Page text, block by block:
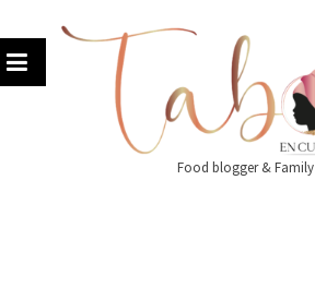
to
content
Food blogger & Family